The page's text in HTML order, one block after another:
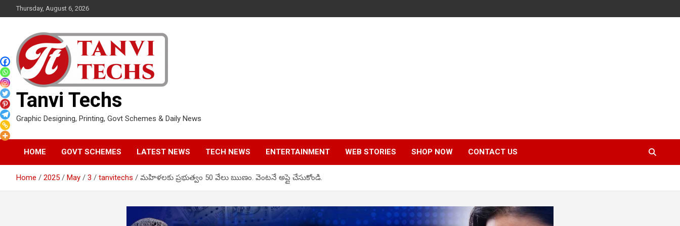
to
Thursday, August 6, 2026
Tanvi Techs
Graphic Designing, Printing, Govt Schemes & Daily News
HOME GOVT SCHEMES LATEST NEWS TECH NEWS ENTERTAINMENT WEB STORIES SHOP NOW CONTACT US
Home 2025 May 3 tanvitechs మహిళలకు ప్రభుత్వం 50 వేలు ఋణం. వెంటనే అప్లై చేసుకోండి.